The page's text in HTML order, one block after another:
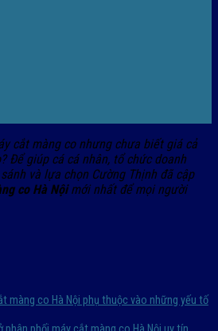
cắt màng co nhưng chưa biết giá cả
Để giúp cá cá nhân, tổ chức doanh
và lựa chọn Cường Thịnh đã cập
co Hà Nộimới nhất để mọi người
màng co Hà Nội phụ thuộc vào những yếu tố